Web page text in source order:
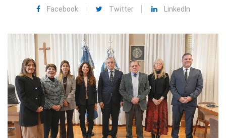
Facebook Twitter LinkedIn